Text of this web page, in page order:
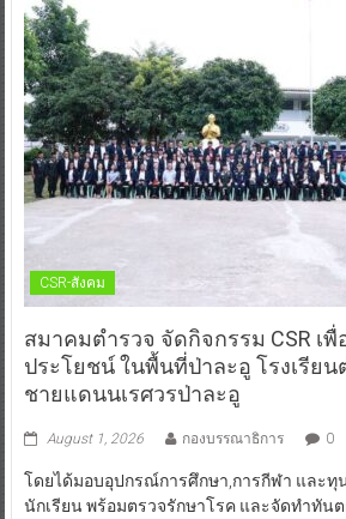
CSR-สังคม
สมาคมตำรวจ จัดกิจกรรม CSR เ
ประโยชน์ ในพื้นที่ป่าละอู โรงเรียน
ชายแดนนเรศวรป่าละอู
August 1, 2026 กองบรรณาธิการ 0
โดยได้มอบอุปกรณ์การศึกษา,การกีฬา และทุ
นักเรียน พร้อมตรวจรักษาโรค และจัดทำทัน